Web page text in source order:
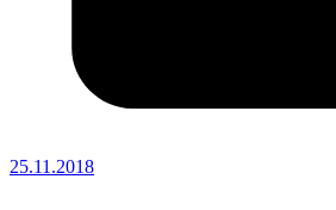
25.11.2018